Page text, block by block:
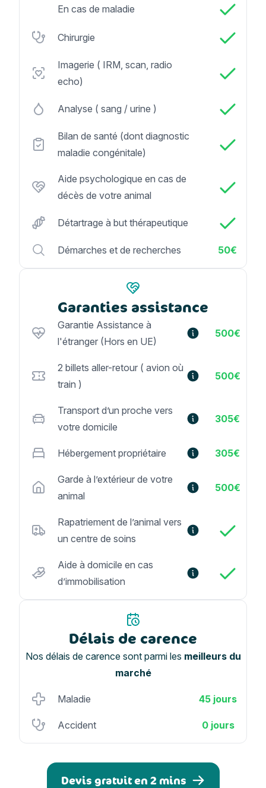
En cas de maladie
Chirurgie
Imagerie ( IRM, scan, radio
echo)
Analyse ( sang / urine )
Bilan de santé (dont diagnostic
maladie congénitale)
Aide psychologique en cas de
décès de votre animal
Détartrage à but thérapeutique
Démarches et de recherches 50€
Garanties assistance
Garantie Assistance à
l'étranger (Hors en UE)
500€
2 billets aller-retour ( avion où
train )
500€
Transport d’un proche vers
votre domicile
305€
Hébergement propriétaire 305€
Garde à l’extérieur de votre
animal
500€
Rapatriement de l’animal vers
un centre de soins
Aide à domicile en cas
d’immobilisation
Délais de carence
Nos délais de carence sont parmi les meilleurs du
marché
Maladie 45 jours
Accident 0 jours
Devis gratuit en 2 mins